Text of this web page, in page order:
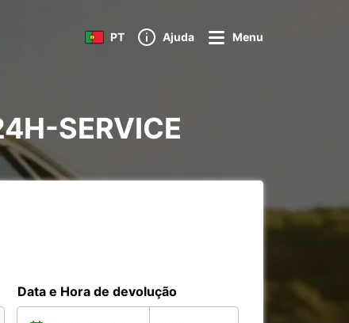
PT Ajuda Menu
SERVICE
Data e Hora de devolução